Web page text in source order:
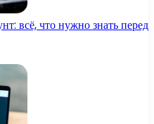
всё, что нужно знать перед